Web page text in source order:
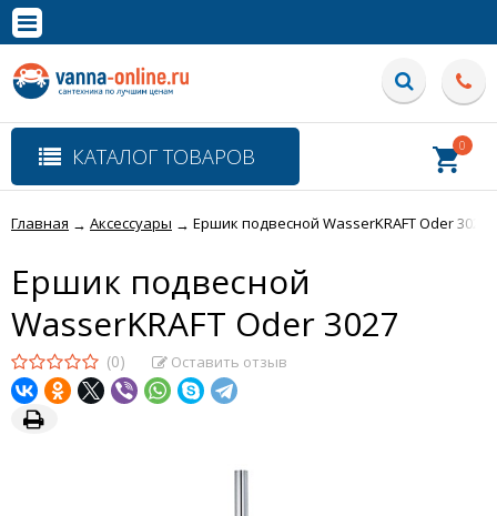
Полная версия сайта
КАТАЛОГ ТОВАРОВ 0
Главная → Аксессуары → Ершик подвесной WasserKRAFT Oder 3027
Ершик подвесной
WasserKRAFT Oder 3027
(0) Оставить отзыв